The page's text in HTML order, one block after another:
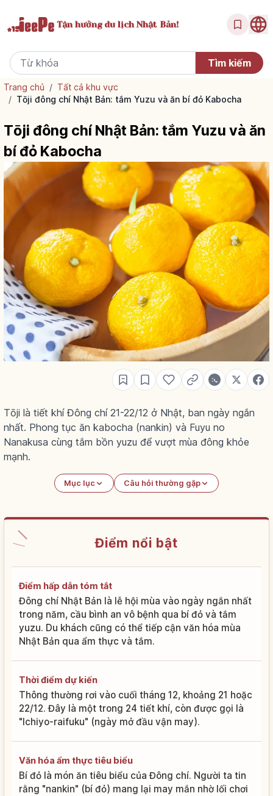
Tận hưởngdu lịch Nhật Bản!
Trang chủ / Tất cả khu vực
/ Tōji đông chí Nhật Bản: tắm Yuzu và ăn bí đỏ Kabocha
Tōji đông chí Nhật Bản: tắm Yuzu và ăn
bí đỏ Kabocha
Tōji là tiết khí Đông chí 21-22/12 ở Nhật, ban ngày ngắn
nhất. Phong tục ăn kabocha (nankin) và Fuyu no
Nanakusa cùng tắm bồn yuzu để vượt mùa đông khỏe
mạnh.
Mục lục Câu hỏi thường gặp
Điểm nổi bật
Điểm hấp dẫn tóm tắt
Đông chí Nhật Bản là lễ hội mùa vào ngày ngắn nhất
trong năm, cầu bình an vô bệnh qua bí đỏ và tắm
yuzu. Du khách cũng có thể tiếp cận văn hóa mùa
Nhật Bản qua ẩm thực và tắm.
Thời điểm dự kiến
Thông thường rơi vào cuối tháng 12, khoảng 21 hoặc
22/12. Đây là một trong 24 tiết khí, còn được gọi là
"Ichiyo-raifuku" (ngày mở đầu vận may).
Văn hóa ẩm thực tiêu biểu
Bí đỏ là món ăn tiêu biểu của Đông chí. Người ta tin
rằng "nankin" (bí đỏ) mang lại may mắn nhờ lối chơi